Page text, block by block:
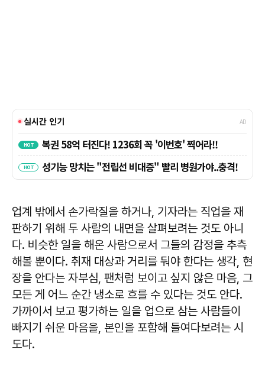
업계 밖에서 손가락질을 하거나, 기자라는 직업을 재
판하기 위해 두 사람의 내면을 살펴보려는 것도 아니
다. 비슷한 일을 해온 사람으로서 그들의 감정을 추측
해볼 뿐이다. 취재 대상과 거리를 둬야 한다는 생각, 현
장을 안다는 자부심, 팬처럼 보이고 싶지 않은 마음, 그
모든 게 어느 순간 냉소로 흐를 수 있다는 것도 안다.
가까이서 보고 평가하는 일을 업으로 삼는 사람들이
빠지기 쉬운 마음을, 본인을 포함해 들여다보려는 시
도다.